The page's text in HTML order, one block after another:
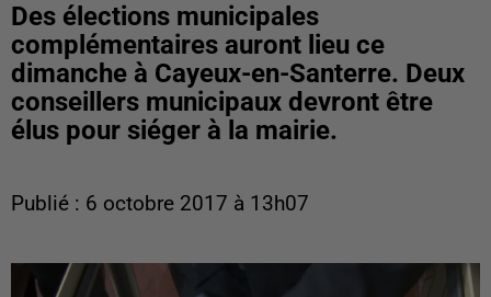
Des élections municipales
complémentaires auront lieu ce
dimanche à Cayeux-en-Santerre. Deux
conseillers municipaux devront être
élus pour siéger à la mairie.
Publié : 6 octobre 2017 à 13h07